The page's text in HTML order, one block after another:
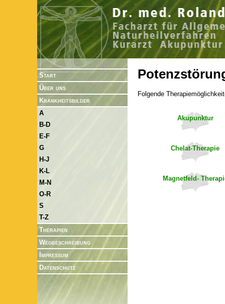
Start
Über uns
Krankheitsbilder
A
B-D
E-F
G
H-J
K-L
M-N
O-R
S
T-Z
Therapien
Wegbeschreibung
Impressum
Datenschutz
Folgende
Akupunktur
Chelat-Therapie
Magnetfeld-